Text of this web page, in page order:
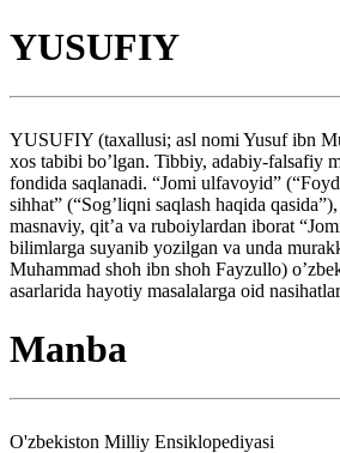
YUSUFIY
YUSUFIY (taxallusi; asl nomi Yusuf ibn
xos tabibi bo’lgan. Tibbiy, adabiy-falsafiy
fondida saqlanadi. “Jomi ulfavoyid”
sihhat” (“Sog’liqni saqlash haqida
masnaviy, qit’a va ruboiylardan iborat
bilimlarga suyanib yozilgan va unda
Muhammad shoh ibn shoh Fayzullo)
asarlarida hayotiy masalalarga oid
Manba
O'zbekiston Milliy Ensiklopediyasi